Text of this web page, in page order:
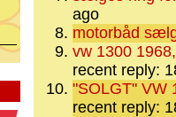
ago
motorbåd
vw 1300
recent reply:
"SOLGT" VW
recent reply: